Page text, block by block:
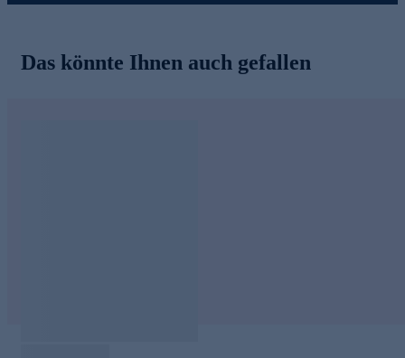
Das könnte Ihnen auch gefallen